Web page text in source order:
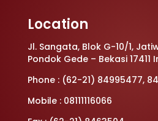
Location
Jl. Sangata, Blok G-10/1,
Pondok Gede – Bekasi 17411
Phone : (62-21) 84995477,
Mobile : 08111116066